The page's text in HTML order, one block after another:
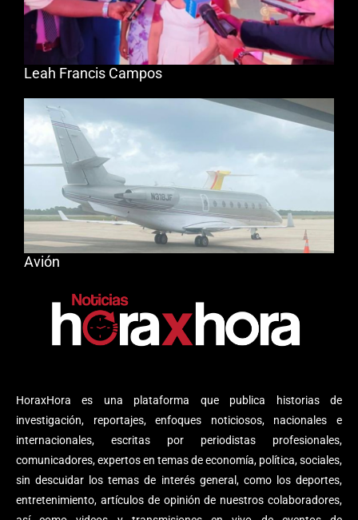
HoraxHora es una plataforma que publica historias de
investigación, reportajes, enfoques noticiosos, nacionales e
internacionales, escritas por periodistas profesionales,
comunicadores, expertos en temas de economía, política, sociales,
sin descuidar los temas de interés general, como los deportes,
entretenimiento, artículos de opinión de nuestros colaboradores,
Leah Francis Campos
Avión